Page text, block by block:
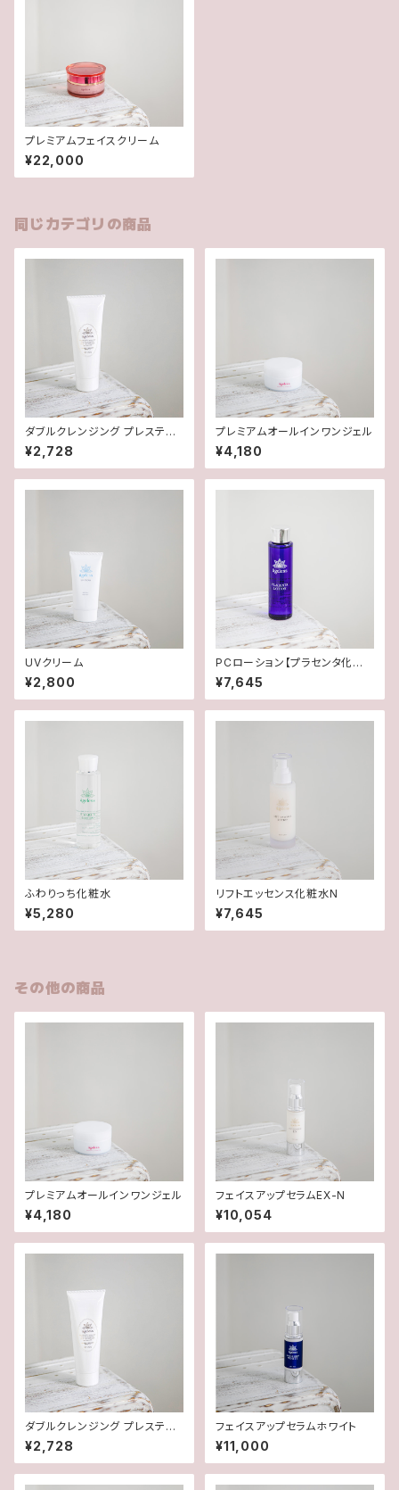
プレミアムフェイスクリーム
¥22,000
同じカテゴリの商品
ダブルクレンジング プレステー
ジ
¥2,728
プレミアムオールインワンジェル
¥4,180
UVクリーム
¥2,800
PCローション【プラセンタ化粧
水】
¥7,645
ふわりっち化粧水
¥5,280
リフトエッセンス化粧水N
¥7,645
その他の商品
プレミアムオールインワンジェル
¥4,180
フェイスアップセラムEX-N
¥10,054
ダブルクレンジング プレステー
ジ
¥2,728
フェイスアップセラムホワイト
¥11,000